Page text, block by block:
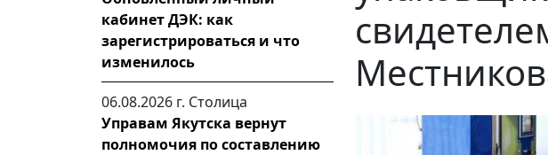
кабинет ДЭК: как
зарегистрироваться и что
изменилось
06.08.2026 г. Столица
Управам Якутска вернут
полномочия по составлению